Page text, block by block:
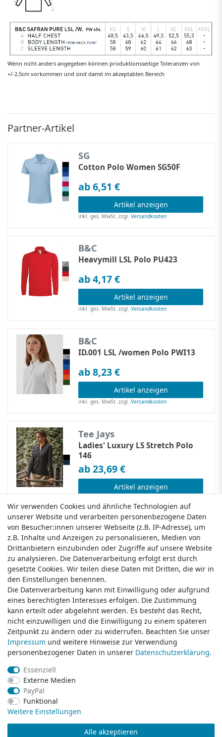
Wenn nicht anders angegeben können produktionsseitige Toleranzen von
+/-2,5cm vorkommen und sind damit im akzeptablen Bereich
Partner-Artikel
SG
Cotton Polo Women SG50F
ab 6,51 €
Artikel anzeigen
inkl. ges. MwSt. zzgl.Versandkosten
B&C
Heavymill LSL Polo PU423
ab 4,17 €
Artikel anzeigen
inkl. ges. MwSt. zzgl.Versandkosten
B&C
ID.001 LSL /women Polo PWI13
ab 8,23 €
Artikel anzeigen
inkl. ges. MwSt. zzgl.Versandkosten
Tee Jays
Ladies' Luxury LS Stretch Polo
146
ab 23,69 €
Artikel anzeigen
Klamato
Versandkosten
Widerrufsrecht
Widerrufsformular
Datenschutzerklärung
AGB
Impressum
Zahlungsarten
Wir verwenden Cookies und ähnliche Technologien auf
unserer Website und verarbeiten personenbezogene Daten
von Besucher:innen unserer Webseite (z.B. IP-Adresse), um
z.B. Inhalte und Anzeigen zu personalisieren, Medien von
Drittanbietern einzubinden oder Zugriffe auf unsere Website
zu analysieren. Die Datenverarbeitung erfolgt erst durch
gesetzte Cookies. Wir teilen diese Daten mit Dritten, die wir in
den Einstellungen benennen.
Die Datenverarbeitung kann mit Einwilligung oder aufgrund
eines berechtigten Interesses erfolgen. Die Zustimmung
kann erteilt oder abgelehnt werden. Es besteht das Recht,
nicht einzuwilligen und die Einwilligung zu einem späteren
Zeitpunkt zu ändern oder zu widerrufen. Beachten Sie unser
Impressum und weitere Hinweise zur Verwendung
personenbezogener Daten in unserer Daten­schutz­erklärung.
Essenziell
Externe Medien
PayPal
Funktional
Weitere Einstellungen
Alle akzeptieren
Wir verwenden Cookies und ähnliche Technologien auf
unserer Website und verarbeiten personenbezogene Daten
von Besucher:innen unserer Webseite (z.B. IP-Adresse), um
z.B. Inhalte und Anzeigen zu personalisieren, Medien von
Drittanbietern einzubinden oder Zugriffe auf unsere Website
zu analysieren. Die Datenverarbeitung erfolgt erst durch
gesetzte Cookies. Wir teilen diese Daten mit Dritten, die wir in
den Einstellungen benennen.
Die Datenverarbeitung kann mit Einwilligung oder aufgrund
eines berechtigten Interesses erfolgen. Die Zustimmung
kann erteilt oder abgelehnt werden. Es besteht das Recht,
nicht einzuwilligen und die Einwilligung zu einem späteren
Zeitpunkt zu ändern oder zu widerrufen. Beachten Sie unser
Impressum und weitere Hinweise zur Verwendung
personenbezogener Daten in unserer Daten­schutz­erklärung.
Essenziell
Externe Medien
PayPal
Funktional
Weitere Einstellungen
Alle akzeptieren